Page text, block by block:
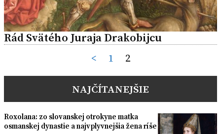
Rád Svätého Juraja Drakobijcu
pagination
< 1 2
NAJČÍTANEJŠIE
Roxolana: zo slovanskej otrokyne matka
osmanskej dynastie a najvplyvnejšia žena ríše